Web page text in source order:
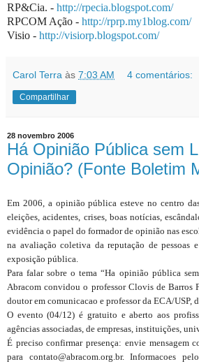
RP&Cia. - http://rpecia.blogspot.com/
RPCOM Ação - http://rprp.my1blog.com/
Visio - http://visiorp.blogspot.com/
Carol Terra às 7:03 AM 4 comentários:
Compartilhar
28 novembro 2006
Há Opinião Pública sem
Opinião? (Fonte Boletim
Em 2006, a opinião pública esteve no centro
eleições, acidentes, crises, boas notícias,
evidência o papel do formador de opinião nas
na avaliação coletiva da reputação de pessoas
exposição pública.
Para falar sobre o tema “Ha opinião pública
Abracom convidou o professor Clovis de Barros
doutor em comunicacao e professor da ECA/USP,
O evento (04/12) é gratuito e aberto aos
agências associadas, de empresas, instituições,
É preciso confirmar presença: envie mensagem
para contato@abracom.org.br. Informacoes